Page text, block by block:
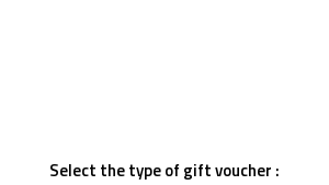
Select the type of gift voucher :